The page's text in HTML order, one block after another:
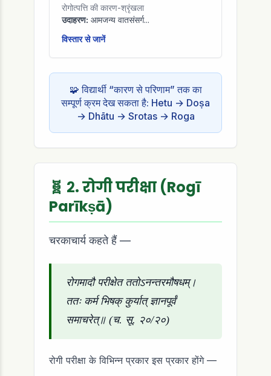
रोगोत्पत्ति की कारण-श्रृंखला
उदाहरण: आमजन्य वातसंसर्ग...
विस्तार से जानें
🧩 विद्यार्थी “कारण से परिणाम” तक का
सम्पूर्ण क्रम देख सकता है: Hetu → Doṣa
→ Dhātu → Srotas → Roga
🧬 २. रोगी परीक्षा (Rogī
Parīkṣā)
चरकाचार्य कहते हैं —
रोगमादौ परीक्षेत ततोऽनन्तरमौषधम्।
ततः कर्म भिषक् कुर्यात् ज्ञानपूर्वं
समाचरेत्॥ (च. सू. २०/२०)
रोगी परीक्षा के विभिन्न प्रकार इस प्रकार होंगे —